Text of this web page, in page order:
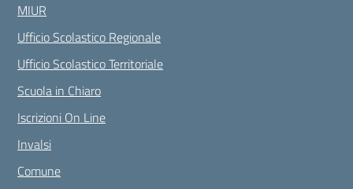
MIUR
Ufficio Scolastico Regionale
Ufficio Scolastico Territoriale
Scuola in Chiaro
Iscrizioni On Line
Invalsi
Comune